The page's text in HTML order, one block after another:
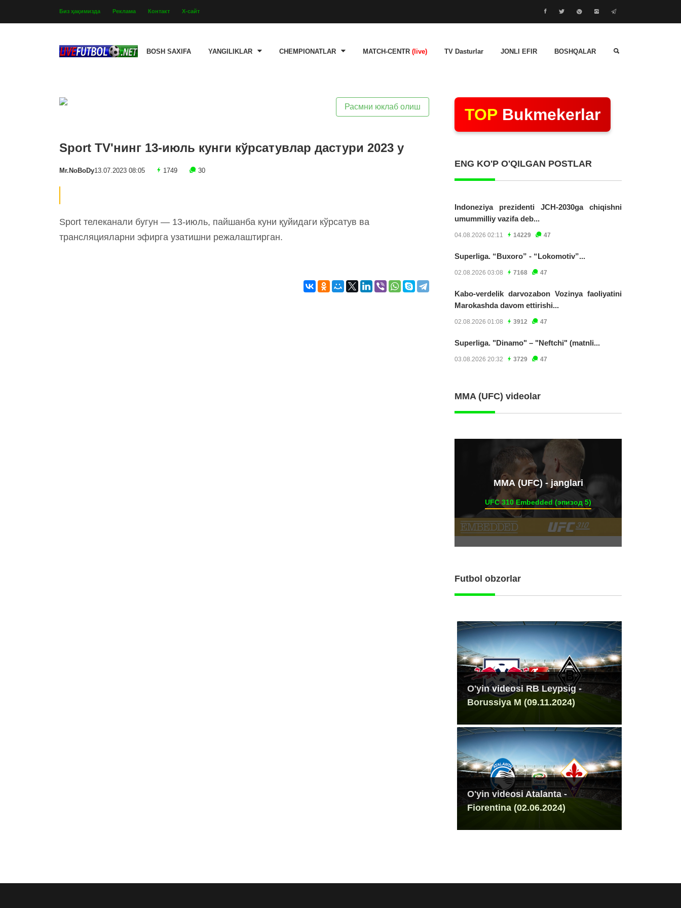
Биз ҳақимизда Реклама Контакт Х-сайт
BOSH SAXIFA YANGILIKLAR CHEMPIONATLAR MATCH-CENTR (live) TV Dasturlar JONLI EFIR BOSHQALAR
Расмни юклаб олиш
Sport TV'нинг 13-июль кунги кўрсатувлар дастури 2023 y
Mr.NoBoDy13.07.2023 08:05 1749 30
Sport телеканали бугун — 13-июль, пайшанба куни қуйидаги кўрсатув ва
трансляцияларни эфирга узатишни режалаштирган.
TOP Bukmekerlar
ENG KO'P O'QILGAN POSTLAR
Indoneziya prezidenti JCH-2030ga chiqishni
umummilliy vazifa deb...
04.08.2026 02:11 14229 47
Superliga. “Buxoro” - “Lokomotiv”...
02.08.2026 03:08 7168 47
Kabo-verdelik darvozabon Vozinya faoliyatini
Marokashda davom ettirishi...
02.08.2026 01:08 3912 47
Superliga. "Dinamo" – "Neftchi" (matnli...
03.08.2026 20:32 3729 47
MMA (UFC) videolar
ММА (UFC) - janglari
UFC 310 Embedded (эпизод 5)
Futbol obzorlar
O'yin videosi RB Leypsig -
Borussiya M (09.11.2024)
O'yin videosi Atalanta -
Fiorentina (02.06.2024)